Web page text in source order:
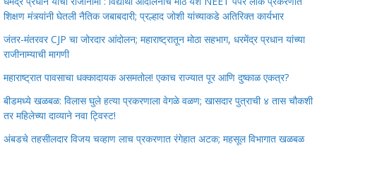
शिक्षण मंत्र्यांनी घेतली नैतिक जबाबदारी; प्रल्हाद जोशी यांच्याकडे अतिरिक्त कार्यभार
जंतर-मंतरवर CJP चा जोरदार आंदोलन; महाराष्ट्रातून मोठा सहभाग, धरमेंद्र प्रधान यांच्या
राजीनाम्याची मागणी
महाराष्ट्रात पावसाचा धक्कादायक असमतोल! एकाच राज्यात पूर आणि दुष्काळ एकत्र?
बीडमध्ये खळबळ: विलास घुले हत्या प्रकरणाला वेगळे वळण; खासदार पुत्राची ४ तास चौकशी
तर महिलेच्या दाव्याने नवा ट्विस्ट!
अंबडचे तहसीलदार विजय चव्हाण लाच प्रकरणात रंगेहात अटक; महसूल विभागात खळबळ